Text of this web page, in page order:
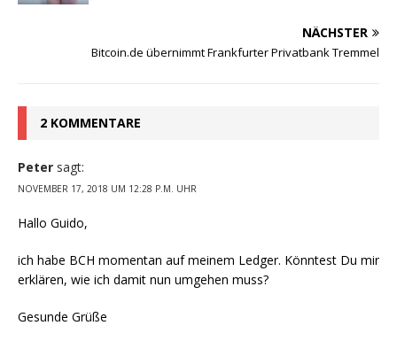
NÄCHSTER
Bitcoin.de übernimmt Frankfurter Privatbank Tremmel
2 KOMMENTARE
Peter sagt:
NOVEMBER 17, 2018 UM 12:28 P.M. UHR
Hallo Guido,
ich habe BCH momentan auf meinem Ledger. Könntest Du mir
erklären, wie ich damit nun umgehen muss?
Gesunde Grüße